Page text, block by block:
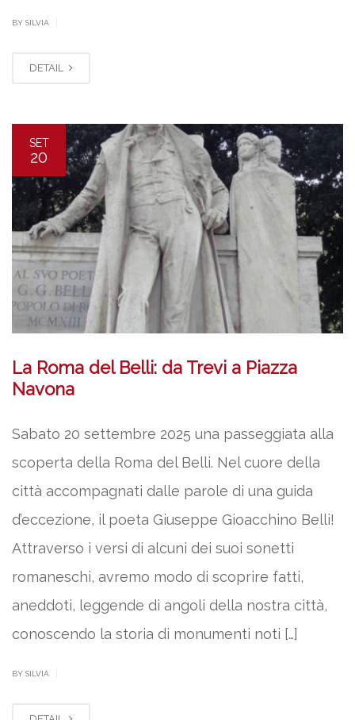
BY SILVIA
DETAIL
SET
20
La Roma del Belli: da Trevi a Piazza
Navona
Sabato 20 settembre 2025 una passeggiata alla
scoperta della Roma del Belli. Nel cuore della
città accompagnati dalle parole di una guida
d’eccezione, il poeta Giuseppe Gioacchino Belli!
Attraverso i versi di alcuni dei suoi sonetti
romaneschi, avremo modo di scoprire fatti,
aneddoti, leggende di angoli della nostra città,
conoscendo la storia di monumenti noti […]
BY SILVIA